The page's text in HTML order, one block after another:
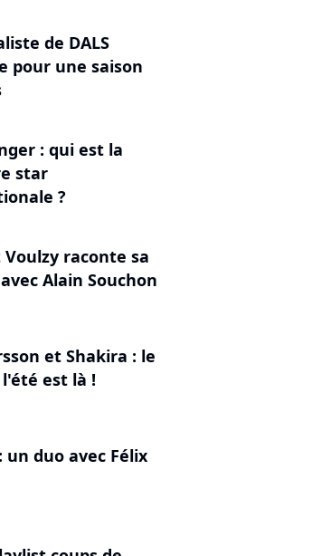
de DALS
pour une saison
: qui est la
star
?
raconte sa
Alain Souchon
et Shakira : le
est là !
un duo avec Félix